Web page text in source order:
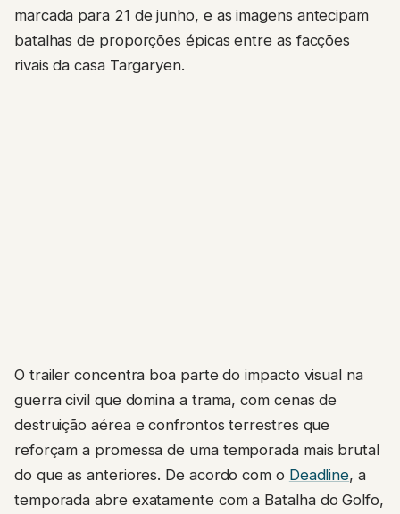
marcada para 21 de junho, e as imagens antecipam
batalhas de proporções épicas entre as facções
rivais da casa Targaryen.
O trailer concentra boa parte do impacto visual na
guerra civil que domina a trama, com cenas de
destruição aérea e confrontos terrestres que
reforçam a promessa de uma temporada mais brutal
do que as anteriores. De acordo com o Deadline, a
temporada abre exatamente com a Batalha do Golfo,